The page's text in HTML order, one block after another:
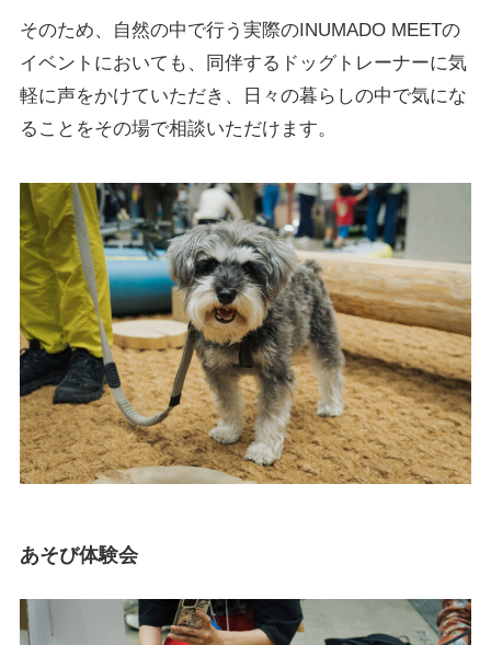
そのため、自然の中で行う実際のINUMADO MEETの
イベントにおいても、同伴するドッグトレーナーに気
軽に声をかけていただき、日々の暮らしの中で気にな
ることをその場で相談いただけます。
あそび体験会